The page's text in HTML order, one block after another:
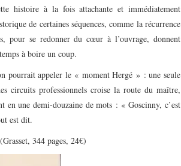
histoire à la fois attachante et immédiatement
de certaines séquences, comme la récurrence
pour se redonner du cœur à l’ouvrage, donnent
à boire un coup.
pourrait appeler le « moment Hergé » : une seule
circuits professionnels croise la route du maître,
en une demi-douzaine de mots : « Goscinny, c’est
est dit.
344 pages, 24€)